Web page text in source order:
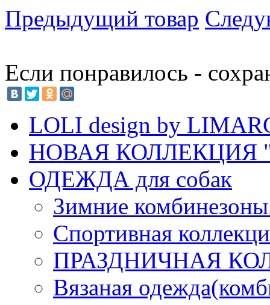
Предыдущий товар
Если понравилось -
LOLI design by
НОВАЯ КОЛЛЕКЦИЯ
ОДЕЖДА для собак
Зимние
Спортивная
ПРАЗДНИЧНАЯ
Вязаная